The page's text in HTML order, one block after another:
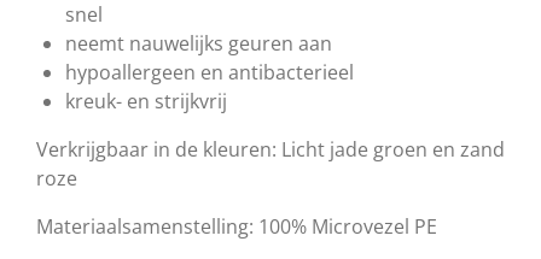
snel
neemt nauwelijks geuren aan
hypoallergeen en antibacterieel
kreuk- en strijkvrij
Verkrijgbaar in de kleuren: Licht jade groen en zand
roze
Materiaalsamenstelling: 100% Microvezel PE